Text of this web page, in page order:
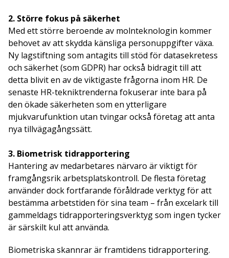
2. Större fokus på säkerhet
Med ett större beroende av molnteknologin kommer
behovet av att skydda känsliga personuppgifter växa.
Ny lagstiftning som antagits till stöd för datasekretess
och säkerhet (som GDPR) har också bidragit till att
detta blivit en av de viktigaste frågorna inom HR. De
senaste HR-tekniktrenderna fokuserar inte bara på
den ökade säkerheten som en ytterligare
mjukvarufunktion utan tvingar också företag att anta
nya tillvägagångssätt.
3. Biometrisk tidrapportering
Hantering av medarbetares närvaro är viktigt för
framgångsrik arbetsplatskontroll. De flesta företag
använder dock fortfarande föråldrade verktyg för att
bestämma arbetstiden för sina team – från excelark till
gammeldags tidrapporteringsverktyg som ingen tycker
är särskilt kul att använda.
Biometriska skannrar är framtidens tidrapportering.